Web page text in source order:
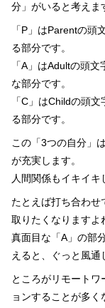
分」がいると考えま
「P」はParentの頭
る部分です。
「A」はAdultの頭
な部分です。
「C」はChildの頭
る部分です。
この「3つの自分」
が充実します。
人間関係もイキイキ
たとえば打ち合わせ
取りたくなります
真面目な「A」の部
えると、ぐっと風通
ところがリモート
ョンすることが多く